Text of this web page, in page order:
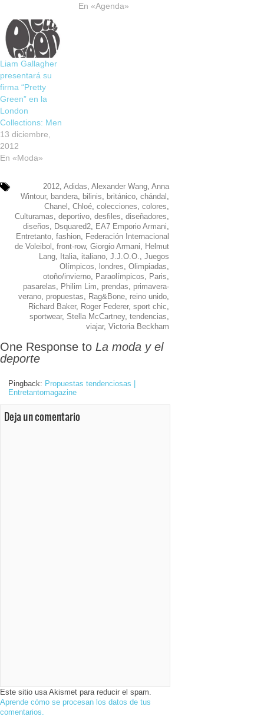
En «Agenda»
Liam Gallagher
presentará su
firma “Pretty
Green” en la
London
Collections: Men
13 diciembre,
2012
En «Moda»
2012, Adidas, Alexander Wang, Anna
Wintour, bandera, bilinis, británico, chándal ,
Chanel , Chloé, colecciones, colores,
Culturamas, deportivo, desfiles, diseñadores,
diseños, Dsquared2, EA7 Emporio Armani,
Entretanto, fashion, Federación Internacional
de Voleibol , front-row, Giorgio Armani, Helmut
Lang, Italia, italiano, J.J.O.O., Juegos
Olímpicos, londres, Olimpiadas,
otoño/invierno, Paraolímpicos, Paris,
pasarelas, Philim Lim, prendas, primavera-
verano, propuestas, Rag&Bone, reino unido,
Richard Baker, Roger Federer, sport chic,
sportwear, Stella McCartney, tendencias,
viajar, Victoria Beckham
One Response to La moda y el
deporte
Pingback: Propuestas tendenciosas |
Entretantomagazine
Deja un comentario
Este sitio usa Akismet para reducir el spam.
Aprende cómo se procesan los datos de tus
comentarios.